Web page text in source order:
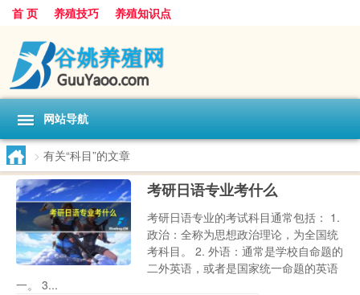
首 页 养殖技巧 养殖知识点
网站导航
> 有关“科目”的文章
考研日语专业考什么
考研日语专业的考试科目通常包括： 1.
政治：全称为思想政治理论，为全国统
考科目。 2. 外语：通常是学校自命题的
二外英语，或者是国家统一命题的英语
一。 3...